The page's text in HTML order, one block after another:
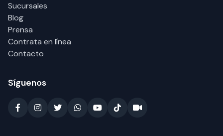
Sucursales
Blog
Prensa
Contrata en línea
Contacto
Síguenos